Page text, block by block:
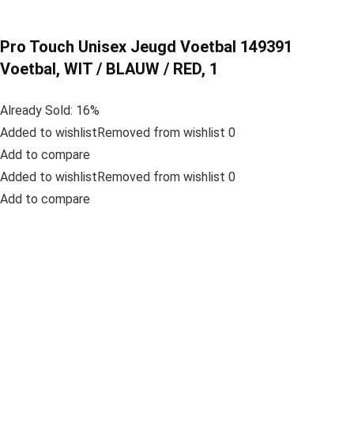
Pro Touch Unisex Jeugd Voetbal 149391
Voetbal, WIT / BLAUW / RED, 1
Already Sold: 16%
Added to wishlistRemoved from wishlist 0
Add to compare
Added to wishlistRemoved from wishlist 0
Add to compare